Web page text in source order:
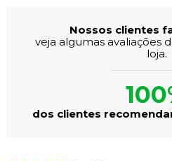
Nossos clientes
veja algumas avaliações
loja.
dos clientes